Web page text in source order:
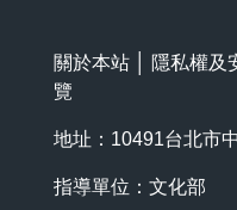
關於本站 隱私權及
覽
地址：10491台北市
指導單位：文化部